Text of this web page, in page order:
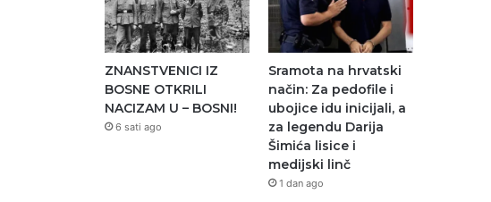
ZNANSTVENICI IZ
BOSNE OTKRILI
NACIZAM U – BOSNI!
6 sati ago
Sramota na hrvatski
način: Za pedofile i
ubojice idu inicijali, a
za legendu Darija
Šimića lisice i
medijski linč
1 dan ago